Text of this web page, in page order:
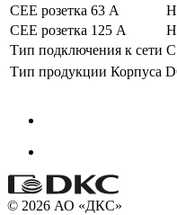
CEE розетка 63 А
CEE розетка 125 А
Тип подключения к сети С
Тип продукции Корпуса
© 2026 АО «ДКС»